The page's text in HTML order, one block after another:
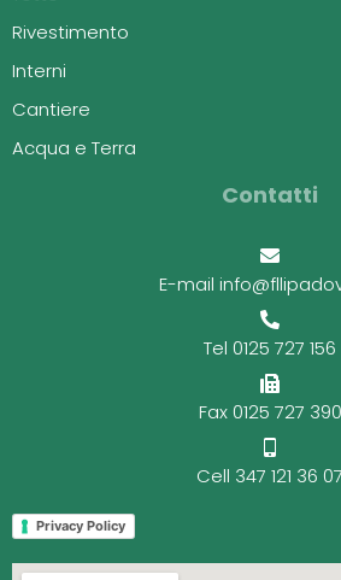
Rivestimento
Interni
Cantiere
Acqua e Terra
Contatti
E-mail
Tel 0125 727 156
Fax 0125 727 390
Cell 347 121 36 07
Privacy Policy